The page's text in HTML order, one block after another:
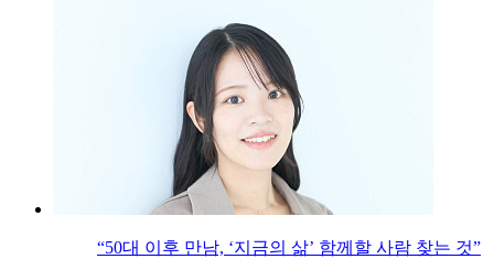
“50대 이후 만남, ‘지금의 삶’ 함께할 사람 찾는 것”